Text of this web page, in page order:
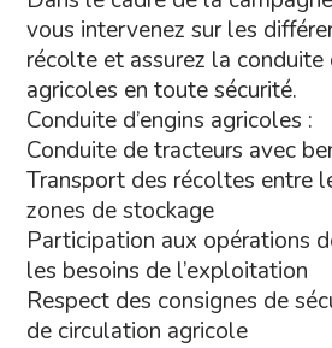
vous intervenez sur les
récolte et assurez la conduite
agricoles en toute sécurité.
Conduite d’engins agricoles :
Conduite de tracteurs avec
Transport des récoltes entre
zones de stockage
Participation aux opérations
les besoins de l’exploitation
Respect des consignes de
de circulation agricole